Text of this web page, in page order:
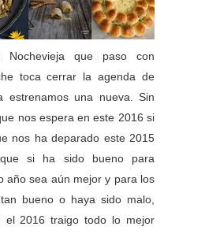
que paso con
toca cerrar la agenda de
estrenamos una nueva. Sin
nos espera en este 2016 si
nos ha deparado este 2015
si ha sido bueno para
año sea aún mejor y para los
bueno o haya sido malo,
el 2016 traigo todo lo mejor